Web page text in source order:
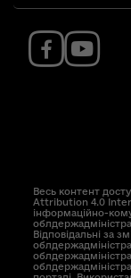
Весь контент
Attribution 4.0
інформаційно-
Відповідальні за